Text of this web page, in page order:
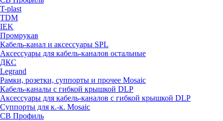
T-plast
TDM
IEK
Промрукав
Кабель-канал и аксессуары SPL
Аксессуары для кабель-каналов остальные
ДКС
Legrand
Рамки, розетки, суппорты и прочее Mosaic
Кабель-каналы с гибкой крышкой DLP
Аксессуары для кабель-каналов с гибкой крышкой DLP
Суппорты для к.-к. Mosaic
СВ Профиль